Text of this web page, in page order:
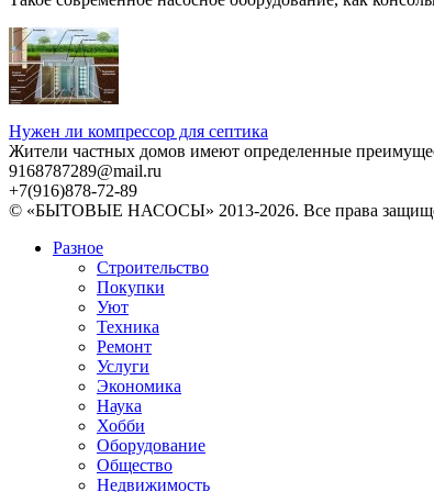
Нужен ли компрессор для септика
Жители частных домов имеют определенные
9168787289@mail.ru
+7(916)878-72-89
© «БЫТОВЫЕ НАСОСЫ» 2013-2026. Все права
Разное
Строительство
Покупки
Уют
Техника
Ремонт
Услуги
Экономика
Наука
Хобби
Оборудование
Общество
Недвижимость